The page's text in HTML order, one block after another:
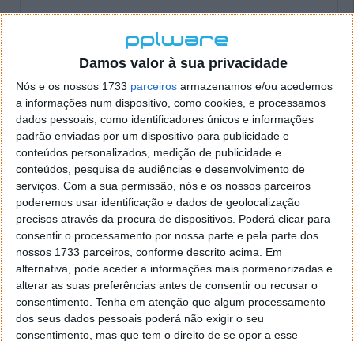
Damos valor à sua privacidade
Nós e os nossos 1733 parceiros armazenamos e/ou acedemos
a informações num dispositivo, como cookies, e processamos
dados pessoais, como identificadores únicos e informações
padrão enviadas por um dispositivo para publicidade e
conteúdos personalizados, medição de publicidade e
conteúdos, pesquisa de audiências e desenvolvimento de
serviços. Com a sua permissão, nós e os nossos parceiros
poderemos usar identificação e dados de geolocalização
precisos através da procura de dispositivos. Poderá clicar para
consentir o processamento por nossa parte e pela parte dos
nossos 1733 parceiros, conforme descrito acima. Em
alternativa, pode aceder a informações mais pormenorizadas e
alterar as suas preferências antes de consentir ou recusar o
consentimento. Tenha em atenção que algum processamento
dos seus dados pessoais poderá não exigir o seu
consentimento, mas que tem o direito de se opor a esse
Este artigo tem mais de um ano
Acompanhe o Pplware no Google Notícias
Proponha uma correção, faça uma sugestão
Autor: Maria Inês Coelho
Tags: Maratona Maratona da Europa - Aveiro 2023